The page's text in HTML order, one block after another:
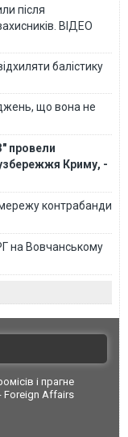
після
ВІДЕО
балістику
що вона не
провели
Криму, -
мережу контрабанди
на Вовчанському
і прагне
Foreign Affairs